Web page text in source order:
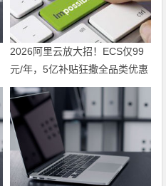
2026阿里云放大招！ECS仅99
元/年，5亿补贴狂撒全品类优惠
券，手把手教你省钱